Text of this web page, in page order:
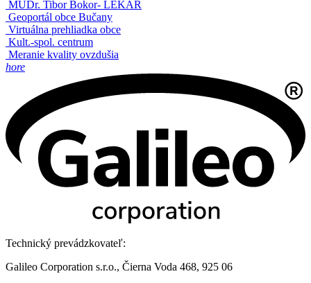
MUDr. Tibor Bokor- LEKÁR
Geoportál obce Bučany
Virtuálna prehliadka obce
Kult.-spol. centrum
Meranie kvality ovzdušia
hore
Technický prevádzkovateľ:
Galileo Corporation s.r.o., Čierna Voda 468, 925 06